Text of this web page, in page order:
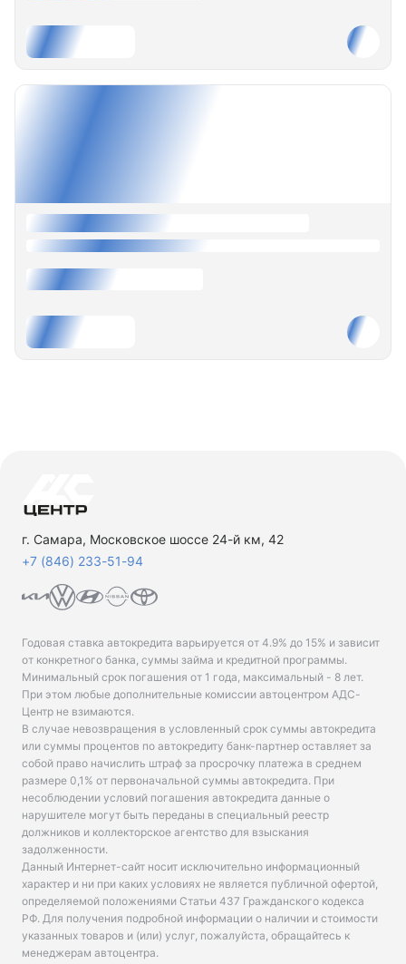
г. Самара, Московское шоссе 24-й км, 42
+7 (846) 233-51-94
Годовая ставка автокредита варьируется от 4.9% до 15% и зависит
от конкретного банка, суммы займа и кредитной программы.
Минимальный срок погашения от 1 года, максимальный - 8 лет.
При этом любые дополнительные комиссии автоцентром АДС-
Центр не взимаются.
В случае невозвращения в условленный срок суммы автокредита
или суммы процентов по автокредиту банк-партнер оставляет за
собой право начислить штраф за просрочку платежа в среднем
размере 0,1% от первоначальной суммы автокредита. При
несоблюдении условий погашения автокредита данные о
нарушителе могут быть переданы в специальный реестр
должников и коллекторское агентство для взыскания
задолженности.
Данный Интернет-сайт носит исключительно информационный
характер и ни при каких условиях не является публичной офертой,
определяемой положениями Статьи 437 Гражданского кодекса
РФ. Для получения подробной информации о наличии и стоимости
указанных товаров и (или) услуг, пожалуйста, обращайтесь к
менеджерам автоцентра.